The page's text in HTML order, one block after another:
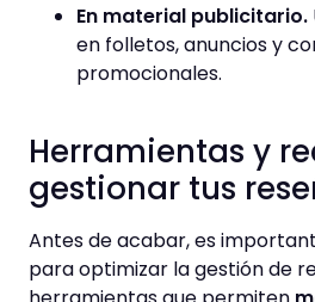
En material publicitario.
en folletos, anuncios y
promocionales.
Herramientas y
gestionar tus
Antes de acabar, es
para optimizar la gestión de